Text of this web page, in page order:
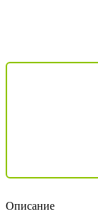
Описание